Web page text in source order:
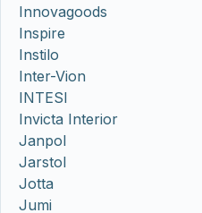
Innovagoods
Inspire
Instilo
Inter-Vion
INTESI
Invicta Interior
Janpol
Jarstol
Jotta
Jumi